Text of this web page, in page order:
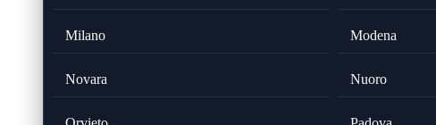
Milano Modena
Novara Nuoro